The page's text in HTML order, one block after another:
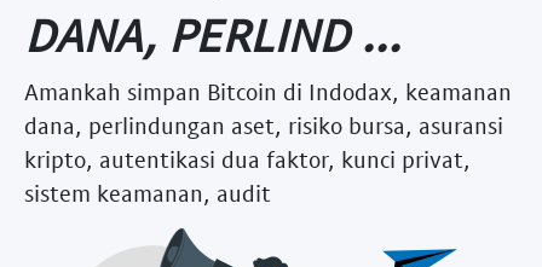
DANA, PERLIND ...
Amankah simpan Bitcoin di Indodax, keamanan
dana, perlindungan aset, risiko bursa, asuransi
kripto, autentikasi dua faktor, kunci privat,
sistem keamanan, audit